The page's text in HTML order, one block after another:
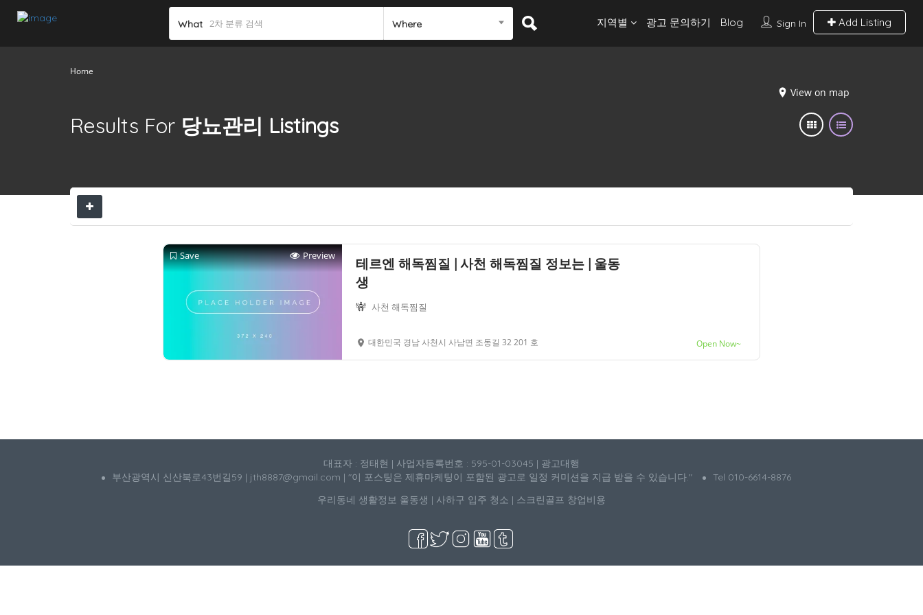
What Where Sign In Add Listing
지역별 광고 문의하기 Blog
Home
View on map
Results For 당뇨관리 Listings
Save Preview
테르엔 해독찜질 | 사천 해독찜질 정보는 | 울동
생
사천 해독찜질
대한민국 경남 사천시 사남면 조동길 32 201 호 Open Now~
대표자 : 정태현 | 사업자등록번호 : 595-01-03045 | 광고대행
부산광역시 신산북로43번길59 | jth8887@gmail.com | "이 포스팅은 제휴마케팅이 포함된 광고로 일정 커미션을 지급 받을 수 있습니다."
Tel 010-6614-8876
우리동네 생활정보 울동생 | 사하구 입주 청소 | 스크린골프 창업비용